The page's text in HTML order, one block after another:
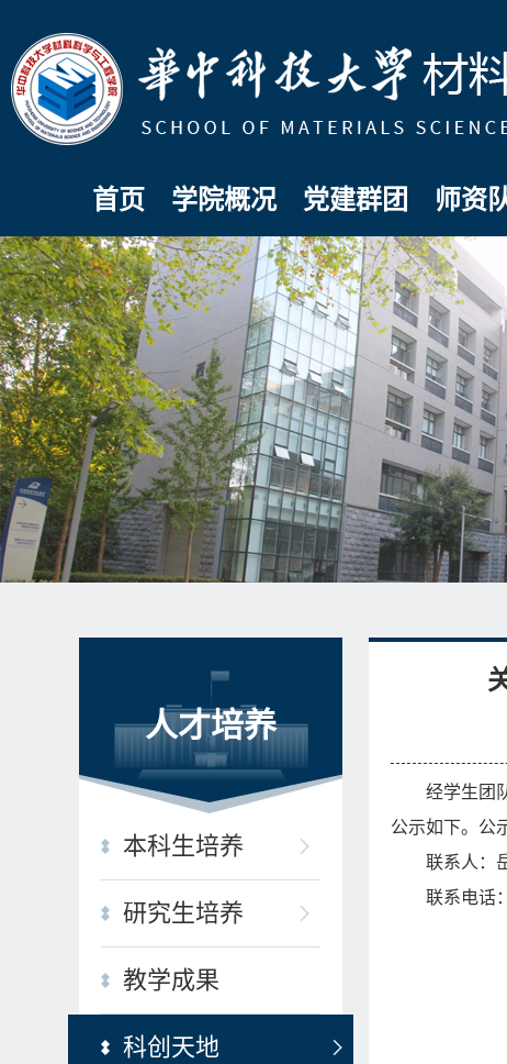
首页 学院概况 党建群团 师资
人才培养
本科生培养
研究生培养
教学成果
科创天地
经学生团
公示如下。公
联系人：
联系电话：